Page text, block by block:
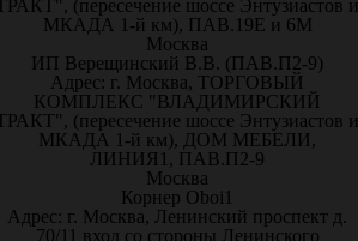
(пересечение шоссе Энтузиастов и
МКАДА 1-й км), ПАВ.19Е и 6М
Москва
ИП Верещинский В.В. (ПАВ.П2-9)
Адрес: г. Москва, ТОРГОВЫЙ
КОМПЛЕКС "ВЛАДИМИРСКИЙ
(пересечение шоссе Энтузиастов и
МКАДА 1-й км), ДОМ МЕБЕЛИ,
ЛИНИЯ1, ПАВ.П2-9
Москва
Корнер Oboi1
Адрес: г. Москва, Ленинский проспект д.
70/11 вход со стороны Ленинского